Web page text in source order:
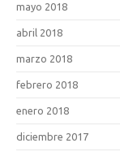
mayo 2018
abril 2018
marzo 2018
febrero 2018
enero 2018
diciembre 2017